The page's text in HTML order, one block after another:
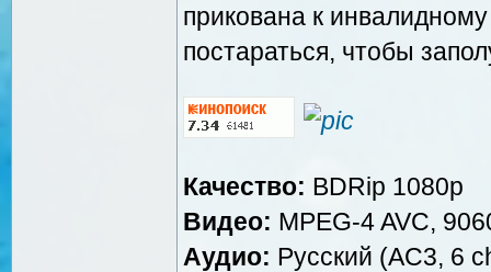
прикована к
постараться, чтобы
Качество: BDRip 1080p
Видео: MPEG-4 AVC,
Аудио: Русский (AC3, 6